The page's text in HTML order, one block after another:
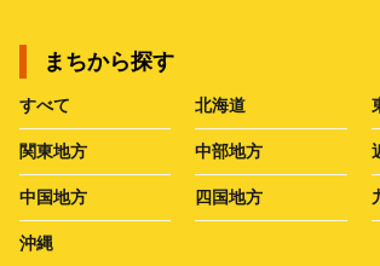
まちから探す
すべて 北海道
関東地方 中部地方
中国地方 四国地方
沖縄